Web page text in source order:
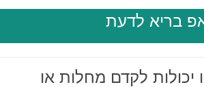
בריא לדעת
יכולות לקדם מחלות או